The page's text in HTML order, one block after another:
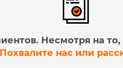
Несмотря на
Похвалите нас или